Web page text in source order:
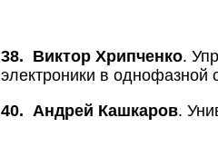
38. Виктор Хрипченко.
электроники в однофазной
40. Андрей Кашкаров.